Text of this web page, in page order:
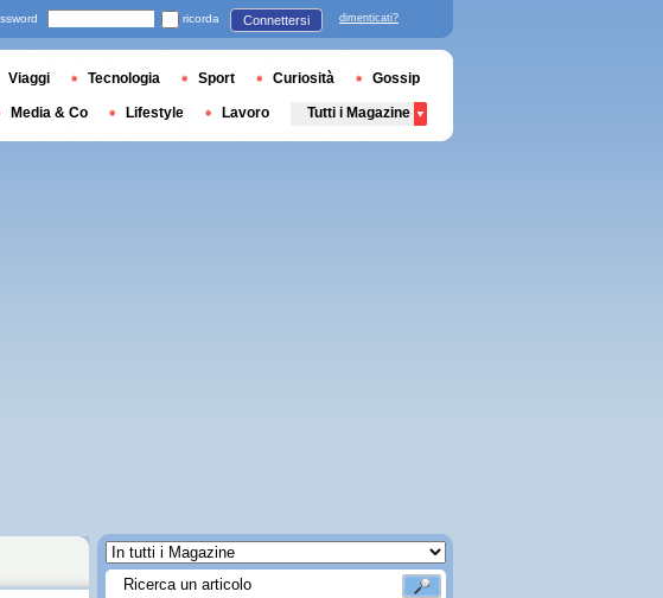
ricorda Connettersi dimenticati?
Viaggi Tecnologia Sport Curiosità Gossip
Media & Co Lifestyle Lavoro Tutti i Magazine